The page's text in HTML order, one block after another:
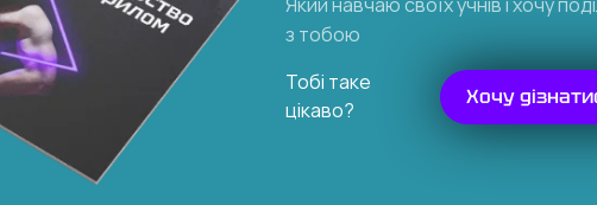
з тобою
Тобі таке
цікаво?
Хочу